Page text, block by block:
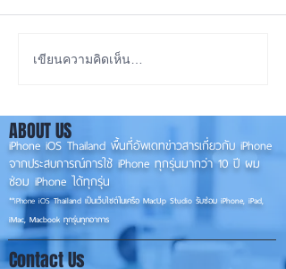
iOS 27 Beta 4 เพิ่มฟีเจอร์
เตรียมความพร้อมก่อนปล่อย
เวอร์ชันเต็ม! 📱
เขียนความคิดเห็น…
iPhone iOS Thailand พื้นที่อัพเดทข่าวสารเกี่ยวกับ iPhone
จากประสบการณ์การใช้ iPhone ทุกรุ่นมากว่า 10 ปี ผม
ซ่อม iPhone ได้ทุกรุ่น
**iPhone iOSThailand เป็นเว็บไซต์ในเครือ MacUp Studio รับซ่อม iPhone, iPad,
iMac, Macbook ทุกรุ่นทุกอาการ
ABOUT US
Contact Us